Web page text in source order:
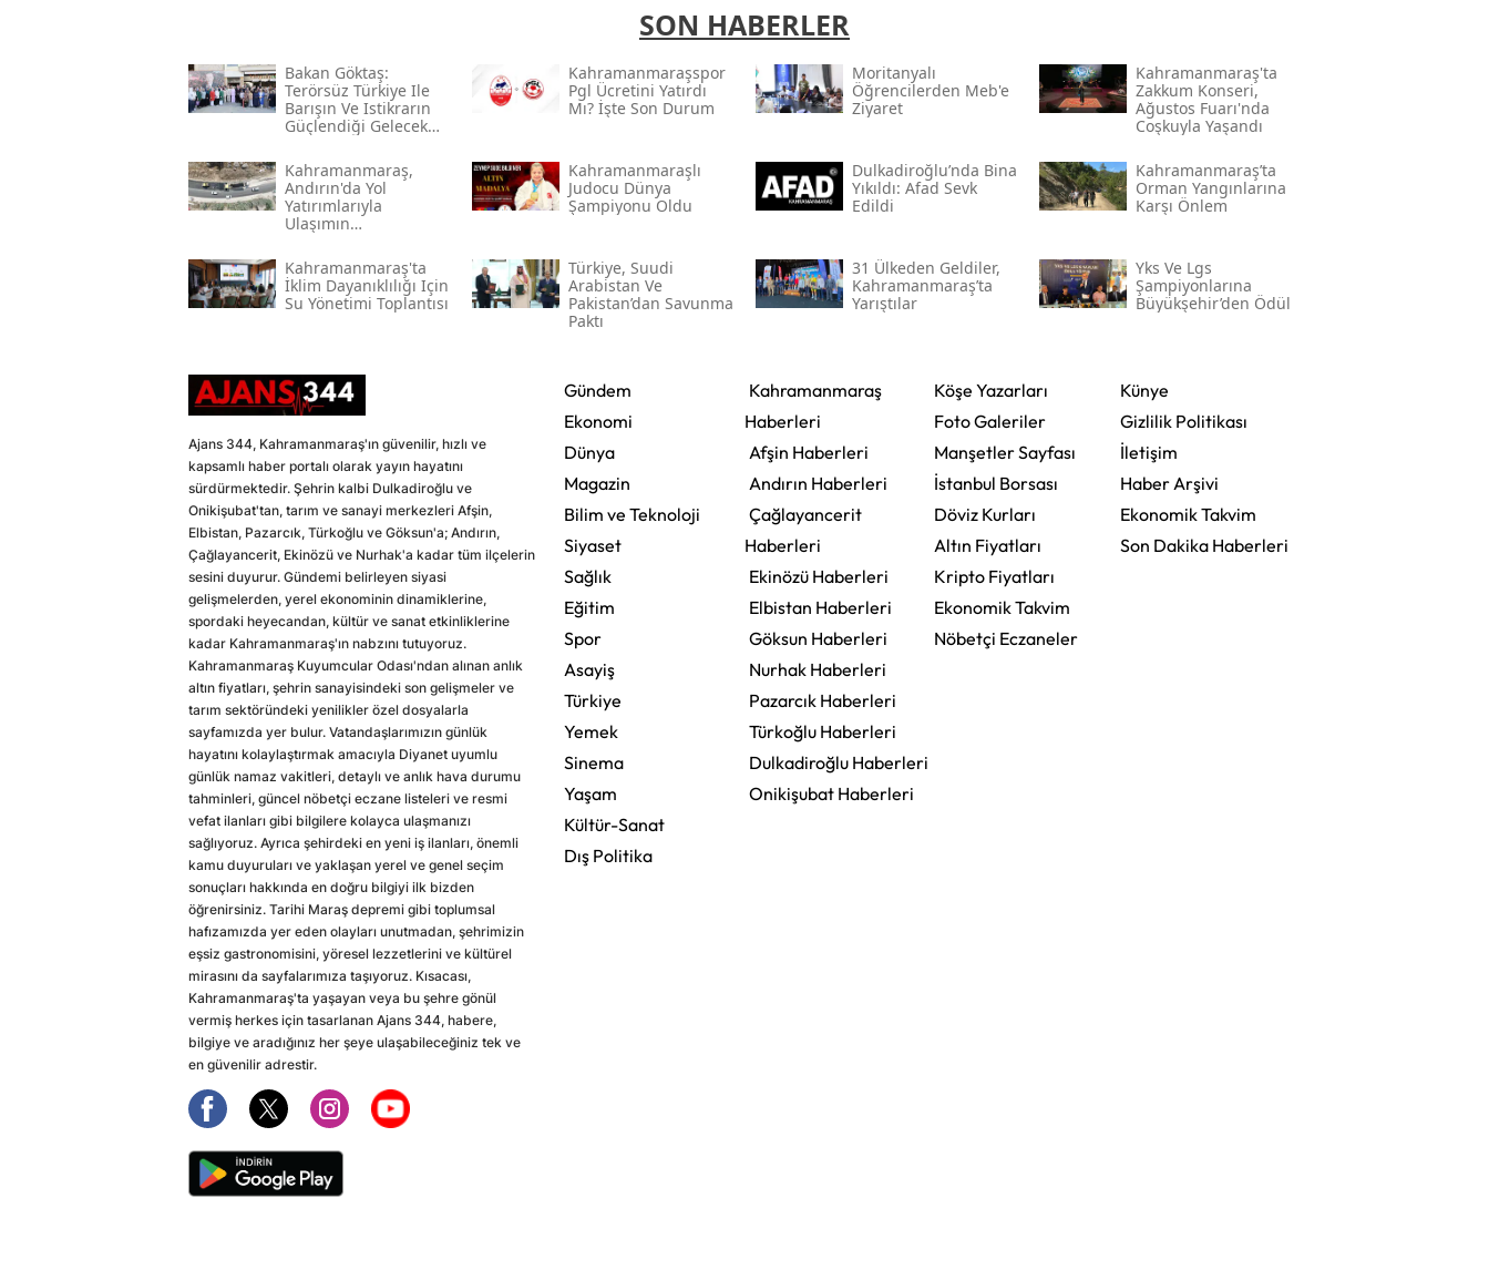
SON HABERLER
Bakan Göktaş:
Terörsüz Türkiye Ile
Barışın Ve Istikrarın
Güçlendiği Gelecek
Kahramanmaraşspor
Pgl Ücretini Yatırdı
Mı? İşte Son Durum
Moritanyalı
Öğrencilerden Meb'e
Ziyaret
Kahramanmaraş'ta
Zakkum Konseri,
Ağustos Fuarı'nda
Coşkuyla Yaşandı
Kahramanmaraş,
Andırın'da Yol
Yatırımlarıyla
Ulaşımın
Yükseltiyor
Kahramanmaraşlı
Judocu Dünya
Şampiyonu Oldu
Dulkadiroğlu’nda Bina
Yıkıldı: Afad Sevk
Edildi
Kahramanmaraş’ta
Orman Yangınlarına
Karşı Önlem
Kahramanmaraş'ta
İklim Dayanıklılığı Için
Su Yönetimi Toplantısı
Türkiye, Suudi
Arabistan Ve
Pakistan’dan Savunma
Paktı
31 Ülkeden Geldiler,
Kahramanmaraş’ta
Yarıştılar
Yks Ve Lgs
Şampiyonlarına
Büyükşehir’den Ödül
Ajans 344, Kahramanmaraş'ın güvenilir, hızlı ve
kapsamlı haber portalı olarak yayın hayatını
sürdürmektedir. Şehrin kalbi Dulkadiroğlu ve
Onikişubat'tan, tarım ve sanayi merkezleri Afşin,
Elbistan, Pazarcık, Türkoğlu ve Göksun'a; Andırın,
Çağlayancerit, Ekinözü ve Nurhak'a kadar tüm ilçelerin
sesini duyurur. Gündemi belirleyen siyasi
gelişmelerden, yerel ekonominin dinamiklerine,
spordaki heyecandan, kültür ve sanat etkinliklerine
kadar Kahramanmaraş'ın nabzını tutuyoruz.
Kahramanmaraş Kuyumcular Odası'ndan alınan anlık
altın fiyatları, şehrin sanayisindeki son gelişmeler ve
tarım sektöründeki yenilikler özel dosyalarla
sayfamızda yer bulur. Vatandaşlarımızın günlük
hayatını kolaylaştırmak amacıyla Diyanet uyumlu
günlük namaz vakitleri, detaylı ve anlık hava durumu
tahminleri, güncel nöbetçi eczane listeleri ve resmi
vefat ilanları gibi bilgilere kolayca ulaşmanızı
sağlıyoruz. Ayrıca şehirdeki en yeni iş ilanları, önemli
kamu duyuruları ve yaklaşan yerel ve genel seçim
sonuçları hakkında en doğru bilgiyi ilk bizden
öğrenirsiniz. Tarihi Maraş depremi gibi toplumsal
hafızamızda yer eden olayları unutmadan, şehrimizin
eşsiz gastronomisini, yöresel lezzetlerini ve kültürel
mirasını da sayfalarımıza taşıyoruz. Kısacası,
Kahramanmaraş'ta yaşayan veya bu şehre gönül
vermiş herkes için tasarlanan Ajans 344, habere,
bilgiye ve aradığınız her şeye ulaşabileceğiniz tek ve
en güvenilir adrestir.
Gündem
Ekonomi
Dünya
Magazin
Bilim ve Teknoloji
Siyaset
Sağlık
Eğitim
Spor
Asayiş
Türkiye
Yemek
Sinema
Yaşam
Kültür-Sanat
Dış Politika
Kahramanmaraş
Haberleri
Afşin Haberleri
Andırın Haberleri
Çağlayancerit
Haberleri
Ekinözü Haberleri
Elbistan Haberleri
Göksun Haberleri
Nurhak Haberleri
Pazarcık Haberleri
Türkoğlu Haberleri
Dulkadiroğlu Haberleri
Onikişubat Haberleri
Köşe Yazarları
Foto Galeriler
Manşetler Sayfası
İstanbul Borsası
Döviz Kurları
Altın Fiyatları
Kripto Fiyatları
Ekonomik Takvim
Nöbetçi Eczaneler
Künye
Gizlilik Politikası
İletişim
Haber Arşivi
Ekonomik Takvim
Son Dakika Haberleri